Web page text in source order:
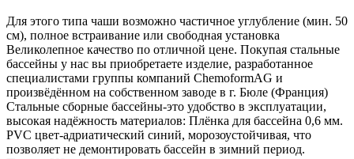
Для этого типа чаши возможно частичное углубление (мин. 50
см), полное встраивание или свободная установка
Великолепное качество по отличной цене. Покупая стальные
бассейны у нас вы приобретаете изделие, разработанное
специалистами группы компаний ChemoformAG и
произвёдённом на собственном заводе в г. Бюле (Франция)
Стальные сборные бассейны-это удобство в эксплуатации,
высокая надёжность материалов: Плёнка для бассейна 0,6 мм.
PVC цвет-адриатический синий, морозоустойчивая, что
позволяет не демонтировать бассейн в зимний период.